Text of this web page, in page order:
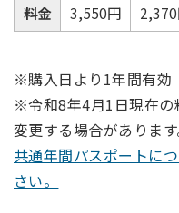
料金
3,550円
※購入日より1年間有効
※令和8年4月1日現在の
変更する場合があります
共通年間パスポートに
さい。